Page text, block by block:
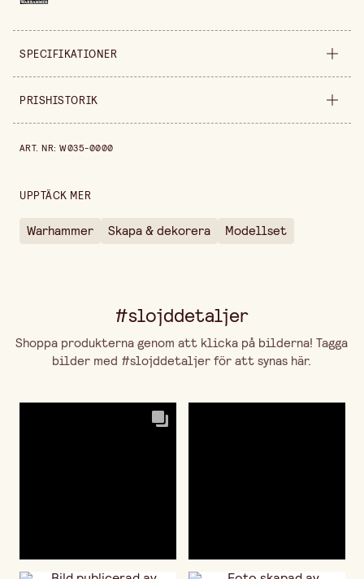
SPECIFIKATIONER
Säljs i förpackning
PRISHISTORIK
ART. NR:W035-0000
UPPTÄCK MER
Warhammer Skapa & dekorera Modellset
#slojddetaljer
Shoppa produkterna genom att klicka på bilderna! Tagga
bilder med #slojddetaljer för att synas här.